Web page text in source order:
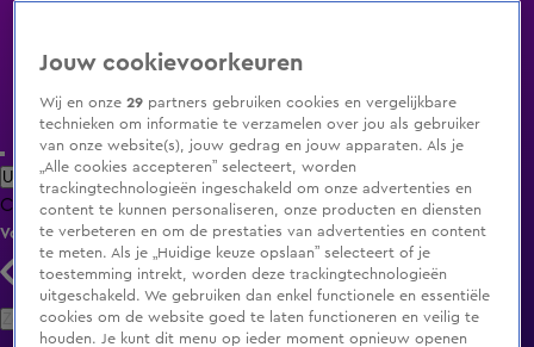
Uitzending Gemist Populaire programma's Zenders Genres
ClipsFilmsRadioSmart TV inlogShop
Volg KIJK
Zoeken
Jouw cookievoorkeuren
Wij en onze29 partners gebruiken cookies en vergelijkbare
technieken om informatie te verzamelen over jou als gebruiker
van onze website(s), jouw gedrag en jouw apparaten. Als je
„Alle cookies accepteren” selecteert, worden
trackingtechnologieën ingeschakeld om onze advertenties en
content te kunnen personaliseren, onze producten en diensten
te verbeteren en om de prestaties van advertenties en content
te meten. Als je „Huidige keuze opslaan” selecteert of je
toestemming intrekt, worden deze trackingtechnologieën
uitgeschakeld. We gebruiken dan enkel functionele en essentiële
cookies om de website goed te laten functioneren en veilig te
houden. Je kunt dit menu op ieder moment opnieuw openen